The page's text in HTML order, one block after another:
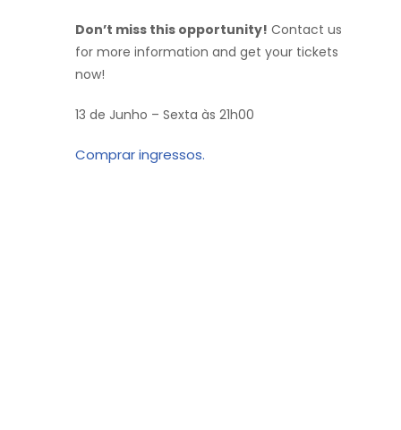
Don’t miss this opportunity! Contact us
for more information and get your tickets
now!
13 de Junho – Sexta às 21h00
Comprar ingressos.